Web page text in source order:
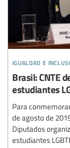
igualdad e
Brasil: CNTE
estudiantes
Para
de agosto de
Diputados
estudiantes